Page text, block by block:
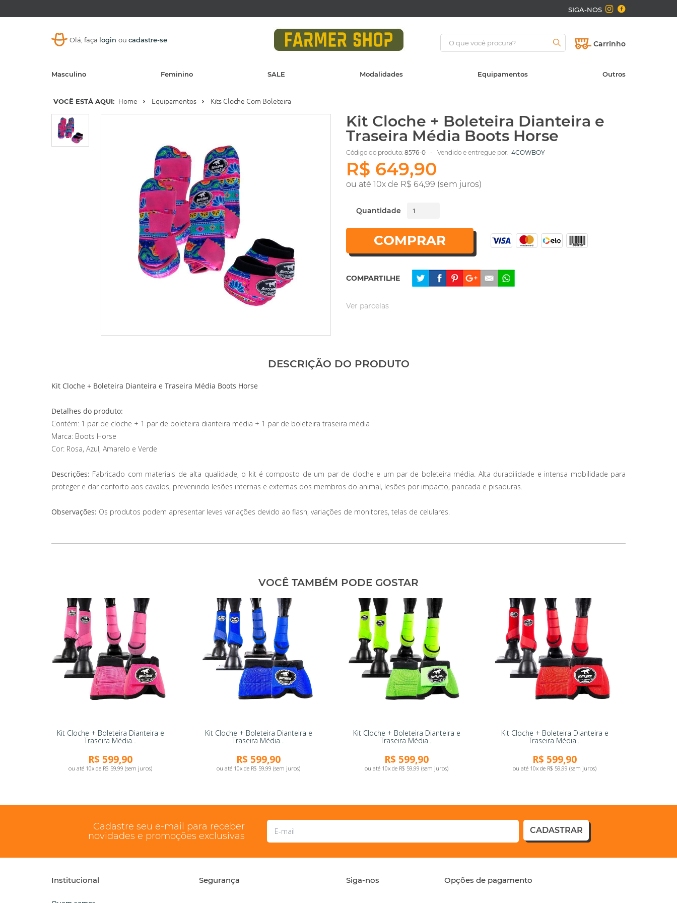
SIGA-NOS
Olá, faça login ou cadastre-se Carrinho
Masculino Feminino SALE Modalidades Equipamentos Outros
VOCÊ ESTÁ AQUI: Home Equipamentos Kits Cloche Com Boleteira
Kit Cloche + Boleteira Dianteira e
Traseira Média Boots Horse
Código do produto: 8576-0 - Vendido e entregue por: 4COWBOY
R$ 649,90
ou até 10x de R$ 64,99 (sem juros)
Quantidade
COMPRAR
COMPARTILHE
Ver parcelas
DESCRIÇÃO DO PRODUTO
Kit Cloche + Boleteira Dianteira e Traseira Média Boots Horse
Detalhes do produto:
Contém: 1 par de cloche + 1 par de boleteira dianteira média + 1 par de boleteira traseira média
Marca: Boots Horse
Cor: Rosa, Azul, Amarelo e Verde
Descrições: Fabricado com materiais de alta qualidade, o kit é composto de um par de cloche e um par de boleteira média. Alta durabilidade e intensa mobilidade para
proteger e dar conforto aos cavalos, prevenindo lesões internas e externas dos membros do animal, lesões por impacto, pancada e pisaduras.
Observações: Os produtos podem apresentar leves variações devido ao flash, variações de monitores, telas de celulares.
VOCÊ TAMBÉM PODE GOSTAR
Kit Cloche + Boleteira Dianteira e
Traseira Média...
R$ 599,90
ou até 10x de R$ 59,99 (sem juros)
Kit Cloche + Boleteira Dianteira e
Traseira Média...
R$ 599,90
ou até 10x de R$ 59,99 (sem juros)
Kit Cloche + Boleteira Dianteira e
Traseira Média...
R$ 599,90
ou até 10x de R$ 59,99 (sem juros)
Kit Cloche + Boleteira Dianteira e
Traseira Média...
R$ 599,90
ou até 10x de R$ 59,99 (sem juros)
Cadastre seu e-mail para receber
novidades e promoções exclusivas
CADASTRAR
Institucional Segurança Siga-nos Opções de pagamento